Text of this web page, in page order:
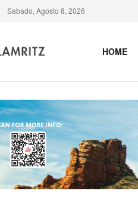
Sabado, Agosto 8, 2026
HOME